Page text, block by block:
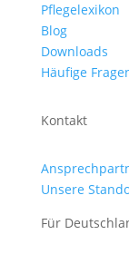
Pflegelexikon
Blog
Downloads
Häufige
Kontakt
Unsere
Für